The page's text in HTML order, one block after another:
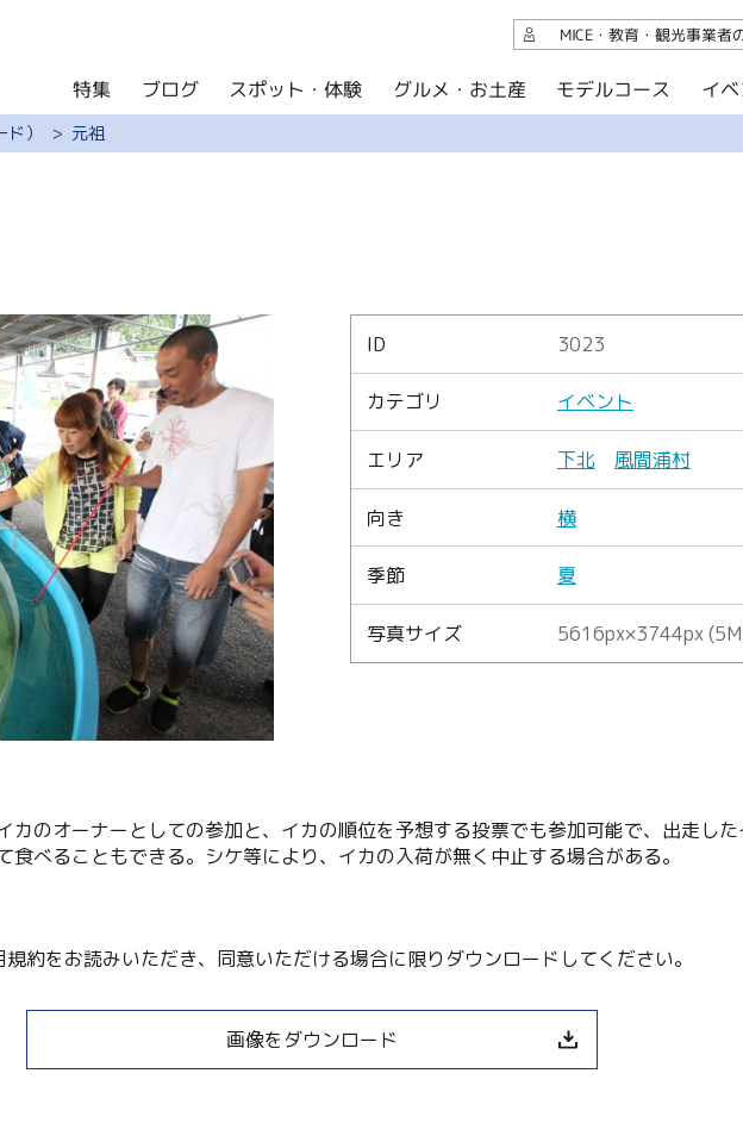
ブログ
グルメ・お土産
このサイトについて
写真ライブラリー
パンフレットダウンロード
運営組織について
Language
English
） 元祖
ID 3023
カテゴリ イベント
エリア 下北 風間浦村
向き 横
季節 夏
写真サイズ 5616px×3744px
カのオーナーとしての参加と、イカの順位を予想する投票でも参加可能で、出走し
べることもできる。シケ等により、イカの入荷が無く中止する場合がある。
規約をお読みいただき、同意いただける場合に限りダウンロードしてください。
画像をダウンロード
特集 ブログ スポット・体験 グルメ・お土産 モデルコース イ
MICE・教育・観光事業者